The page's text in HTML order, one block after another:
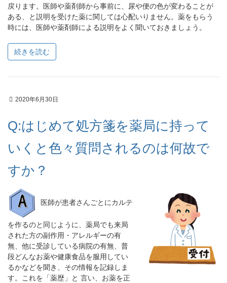
戻ります。医師や薬剤師から事前に、尿や便の色が変わることが
ある、と説明を受けた薬に関しては心配いりません。薬をもらう
時には、医師や薬剤師による説明をよく聞いておきましょう。
続きを読む
2020年6月30日
Q:はじめて処方箋を薬局に持って
いくと色々質問されるのは何故で
すか？
医師が患者さんごとにカルテ
を作るのと同じように、薬局でも来局
された方の副作用・アレルギーの有
無、他に受診している病院の有無、普
段どんなお薬や健康食品を服用してい
るかなどを聞き、その情報を記録しま
す。これを「薬歴」と 言い、お薬を正